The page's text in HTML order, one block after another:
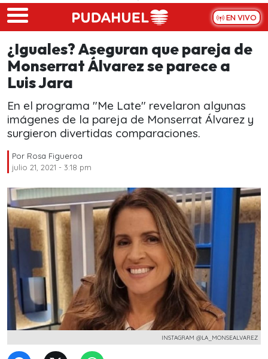
Skip to main content
EN VIVO
¿Iguales? Aseguran que pareja de
Monserrat Álvarez se parece a
Luis Jara
En el programa "Me Late" revelaron algunas
imágenes de la pareja de Monserrat Álvarez y
surgieron divertidas comparaciones.
Por Rosa Figueroa
julio 21, 2021 - 3:18 pm
INSTAGRAM @LA_MONSEALVAREZ